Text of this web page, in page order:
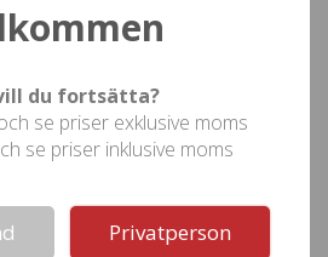
Colop E/2300/2: 2260, 2360
1
du fortsätta?
se priser exklusive moms
se priser inklusive moms
Privatperson